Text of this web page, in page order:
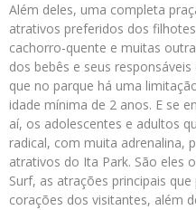
Além deles, uma completa
atrativos preferidos dos
cachorro-quente e muitas
dos bebês e seus
que no parque há uma
idade mínima de 2 anos. E se
aí, os adolescentes e adultos
radical, com muita adrenalina,
atrativos do Ita Park. São eles
Surf, as atrações principais
corações dos visitantes, além